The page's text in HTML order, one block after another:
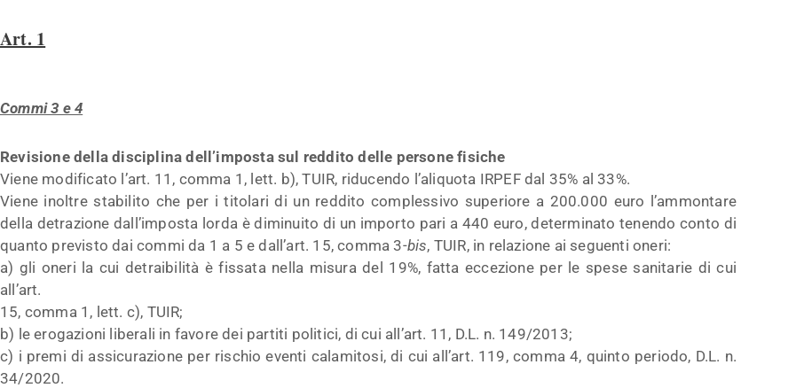
Art. 1
Commi 3 e 4
Revisione della disciplina dell’imposta sul reddito delle persone fisiche
Viene modificato l’art. 11, comma 1, lett. b), TUIR, riducendo l’aliquota IRPEF dal 35% al 33%.
Viene inoltre stabilito che per i titolari di un reddito complessivo superiore a 200.000 euro l’ammontare
della detrazione dall’imposta lorda è diminuito di un importo pari a 440 euro, determinato tenendo conto di
quanto previsto dai commi da 1 a 5 e dall’art. 15, comma 3-bis, TUIR, in relazione ai seguenti oneri:
a) gli oneri la cui detraibilità è fissata nella misura del 19%, fatta eccezione per le spese sanitarie di cui
all’art.
15, comma 1, lett. c), TUIR;
b) le erogazioni liberali in favore dei partiti politici, di cui all’art. 11, D.L. n. 149/2013;
c) i premi di assicurazione per rischio eventi calamitosi, di cui all’art. 119, comma 4, quinto periodo, D.L. n.
34/2020.